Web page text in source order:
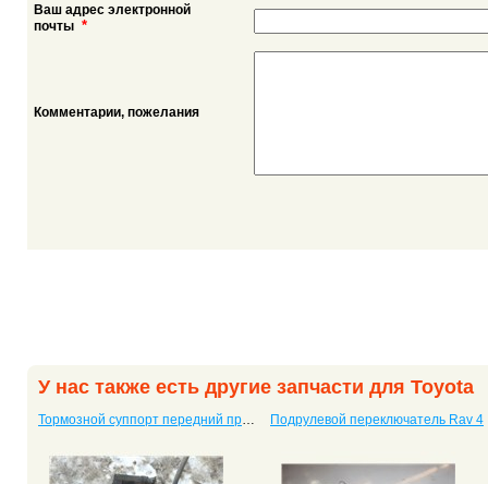
Ваш адрес электронной
почты *
Комментарии, пожелания
У нас также есть другие запчасти для Toyota
Тормозной суппорт передний правый Yaris Подрулевой переключатель Rav 4